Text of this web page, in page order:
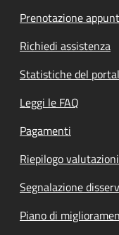
Prenotazione
Richiedi assistenza
Statistiche del
Leggi le FAQ
Pagamenti
Riepilogo valutazioni
Segnalazione
Piano di